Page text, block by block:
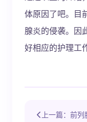
体原因了吧。目
腺炎的侵袭。因
好相应的护理工
上一篇：前